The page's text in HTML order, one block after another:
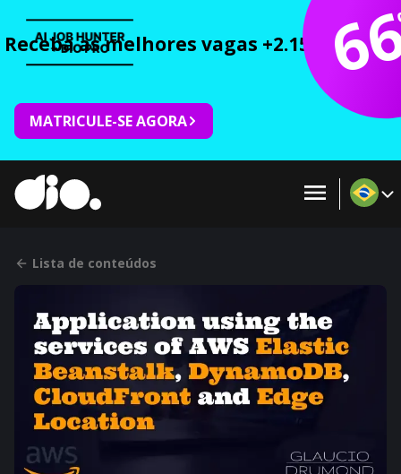
Receba as melhores vagas +2.150 cursos
MATRICULE-SE AGORA
Lista de conteúdos